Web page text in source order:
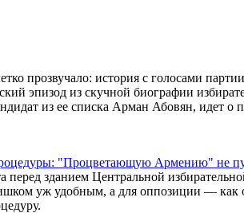
прозвучало: история с голосами
эпизод из скучной биографии
из ее списка Арман Абовян, идет о
"Процветающую Армению" не
зданием Центральной
уж удобным, а для оппозиции — как